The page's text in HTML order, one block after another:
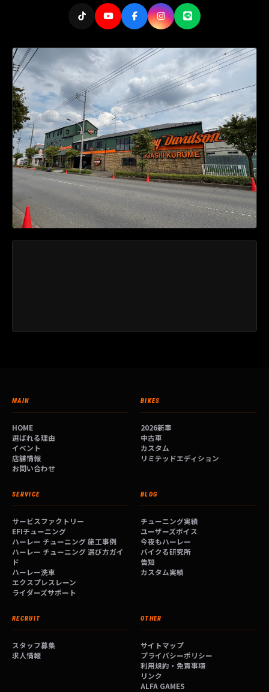
MAIN
HOME
選ばれる理由
イベント
店舗情報
お問い合わせ
BIKES
2026新車
中古車
カスタム
リミテッドエディション
SERVICE
サービスファクトリー
EFIチューニング
ハーレー チューニング 施工事例
ハーレー チューニング 選び方ガイ
ド
ハーレー洗車
エクスプレスレーン
ライダーズサポート
BLOG
チューニング実績
ユーザーズボイス
今夜もハーレー
バイクる研究所
告知
カスタム実績
RECRUIT
スタッフ募集
求人情報
OTHER
サイトマップ
プライバシーポリシー
利用規約・免責事項
リンク
ALFA GAMES